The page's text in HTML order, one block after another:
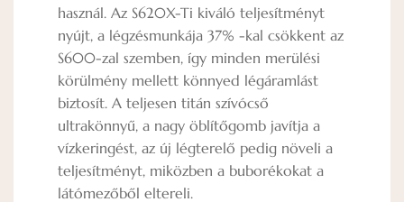
használ. Az S620X-Ti kiváló teljesítményt
nyújt, a légzésmunkája 37% -kal csökkent az
S600-zal szemben, így minden merülési
körülmény mellett könnyed légáramlást
biztosít. A teljesen titán szívócső
ultrakönnyű, a nagy öblítőgomb javítja a
vízkeringést, az új légterelő pedig növeli a
teljesítményt, miközben a buborékokat a
látómezőből eltereli.